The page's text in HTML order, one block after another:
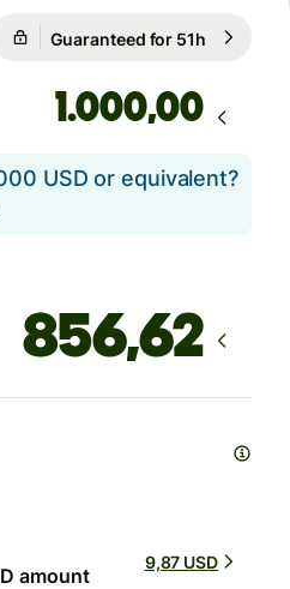
Guaranteed for 51h
,00
USD or equivalent?
amount
9,87 USD